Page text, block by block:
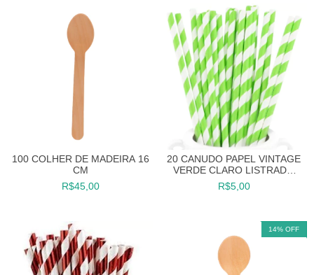
100 COLHER DE MADEIRA 16
CM
R$45,00
20 CANUDO PAPEL VINTAGE
VERDE CLARO LISTRADO
CANUDINHO
R$5,00
14% OFF